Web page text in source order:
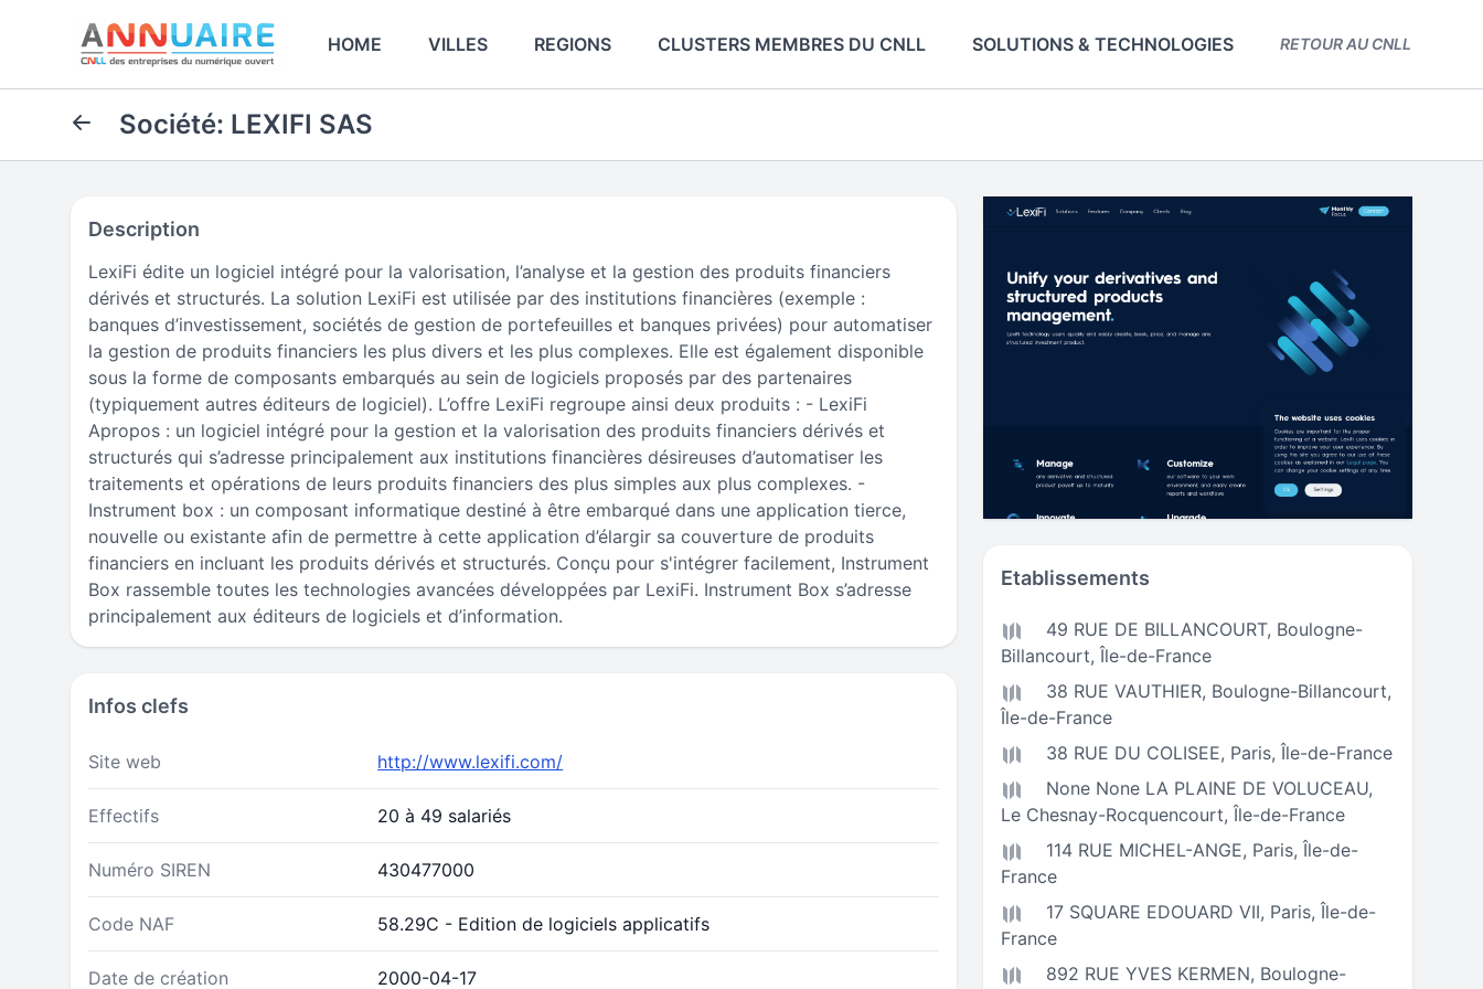
HOME VILLES REGIONS CLUSTERS MEMBRES DU CNLL SOLUTIONS & TECHNOLOGIES RETOUR AU CNLL
Société: LEXIFI SAS
Description
LexiFi édite un logiciel intégré pour la valorisation, l’analyse et la gestion des produits financiers
dérivés et structurés. La solution LexiFi est utilisée par des institutions financières (exemple :
banques d’investissement, sociétés de gestion de portefeuilles et banques privées) pour automatiser
la gestion de produits financiers les plus divers et les plus complexes. Elle est également disponible
sous la forme de composants embarqués au sein de logiciels proposés par des partenaires
(typiquement autres éditeurs de logiciel). L’offre LexiFi regroupe ainsi deux produits : - LexiFi
Apropos : un logiciel intégré pour la gestion et la valorisation des produits financiers dérivés et
structurés qui s’adresse principalement aux institutions financières désireuses d’automatiser les
traitements et opérations de leurs produits financiers des plus simples aux plus complexes. -
Instrument box : un composant informatique destiné à être embarqué dans une application tierce,
nouvelle ou existante afin de permettre à cette application d’élargir sa couverture de produits
financiers en incluant les produits dérivés et structurés. Conçu pour s'intégrer facilement, Instrument
Box rassemble toutes les technologies avancées développées par LexiFi. Instrument Box s’adresse
principalement aux éditeurs de logiciels et d’information.
Infos clefs
Site web http://www.lexifi.com/
Effectifs 20 à 49 salariés
Numéro SIREN 430477000
Code NAF 58.29C - Edition de logiciels applicatifs
Date de création 2000-04-17
Etablissements
49 RUE DE BILLANCOURT, Boulogne-
Billancourt, Île-de-France
38 RUE VAUTHIER, Boulogne-Billancourt,
Île-de-France
38 RUE DU COLISEE, Paris, Île-de-France
None None LA PLAINE DE VOLUCEAU,
Le Chesnay-Rocquencourt, Île-de-France
114 RUE MICHEL-ANGE, Paris, Île-de-
France
17 SQUARE EDOUARD VII, Paris, Île-de-
France
892 RUE YVES KERMEN, Boulogne-